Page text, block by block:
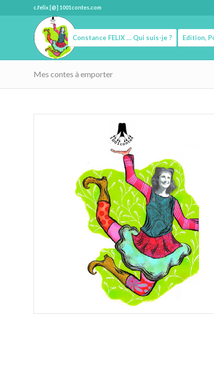
c.felix [@] 1001contes.com
Constance FELIX … Qui suis-je ? Edition,
Mes contes à emporter